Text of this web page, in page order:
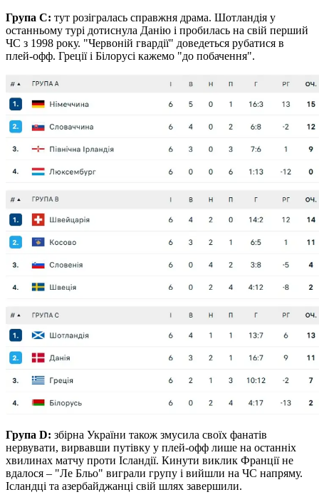
Група С: тут розігралась справжня драма. Шотландія у
останньому турі дотиснула Данію і пробилась на свій перший
ЧС з 1998 року. "Червоній гвардії" доведеться рубатися в
плей-офф. Греції і Білорусі кажемо "до побачення".
Група D: збірна України також змусила своїх фанатів
нервувати, вирвавши путівку у плей-офф лише на останніх
хвилинах матчу проти Ісландії. Кинути виклик Франції не
вдалося – "Ле Бльо" виграли групу і вийшли на ЧС напряму.
Ісландці та азербайджанці свій шлях завершили.